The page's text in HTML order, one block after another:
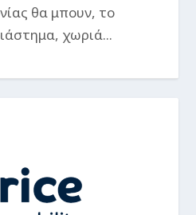
θα μπουν, το
χωριά...